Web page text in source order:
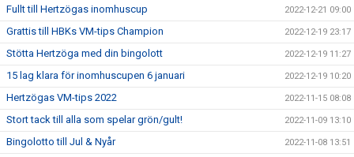
Fullt till Hertzögas inomhuscup 2022-12-21 09:00
Grattis till HBKs VM-tips Champion 2022-12-19 23:17
Stötta Hertzöga med din bingolott 2022-12-19 11:27
15 lag klara för inomhuscupen 6 januari 2022-12-19 10:20
Hertzögas VM-tips 2022 2022-11-15 08:08
Stort tack till alla som spelar grön/gult! 2022-11-09 13:10
Bingolotto till Jul & Nyår 2022-11-08 13:51